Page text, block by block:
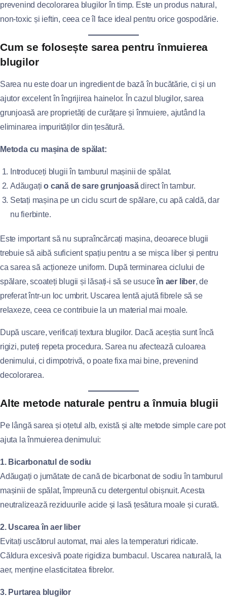
prevenind decolorarea blugilor în timp. Este un produs natural,
non-toxic și ieftin, ceea ce îl face ideal pentru orice gospodărie.
Cum se folosește sarea pentru înmuierea
blugilor
Sarea nu este doar un ingredient de bază în bucătărie, ci și un
ajutor excelent în îngrijirea hainelor. În cazul blugilor, sarea
grunjoasă are proprietăți de curățare și înmuiere, ajutând la
eliminarea impurităților din țesătură.
Metoda cu mașina de spălat:
Introduceți blugii în tamburul mașinii de spălat.
Adăugațio cană de sare grunjoasădirect în tambur.
Setați mașina pe un ciclu scurt de spălare, cu apă caldă, dar
nu fierbinte.
Este important să nu supraîncărcați mașina, deoarece blugii
trebuie să aibă suficient spațiu pentru a se mișca liber și pentru
ca sarea să acționeze uniform. După terminarea ciclului de
spălare, scoateți blugii și lăsați-i să se usuceîn aer liber, de
preferat într-un loc umbrit. Uscarea lentă ajută fibrele să se
relaxeze, ceea ce contribuie la un material mai moale.
După uscare, verificați textura blugilor. Dacă aceștia sunt încă
rigizi, puteți repeta procedura. Sarea nu afectează culoarea
denimului, ci dimpotrivă, o poate fixa mai bine, prevenind
decolorarea.
Alte metode naturale pentru a înmuia blugii
Pe lângă sarea și oțetul alb, există și alte metode simple care pot
ajuta la înmuierea denimului:
1. Bicarbonatul de sodiu
Adăugați o jumătate de cană de bicarbonat de sodiu în tamburul
mașinii de spălat, împreună cu detergentul obișnuit. Acesta
neutralizează reziduurile acide și lasă țesătura moale și curată.
2. Uscarea în aer liber
Evitați uscătorul automat, mai ales la temperaturi ridicate.
Căldura excesivă poate rigidiza bumbacul. Uscarea naturală, la
aer, menține elasticitatea fibrelor.
3. Purtarea blugilor